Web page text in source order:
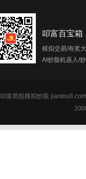
叩富百宝箱
模拟交易/有奖
AI炒股机器人/
叩富简投模拟炒股